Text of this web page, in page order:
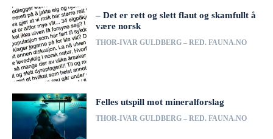
– Det er rett og slett flaut og skamfullt å
være norsk
THOR-IVAR GULDBERG – RED. FAUNA.NO
Felles utspill mot mineralforslag
THOR-IVAR GULDBERG – RED. FAUNA.NO